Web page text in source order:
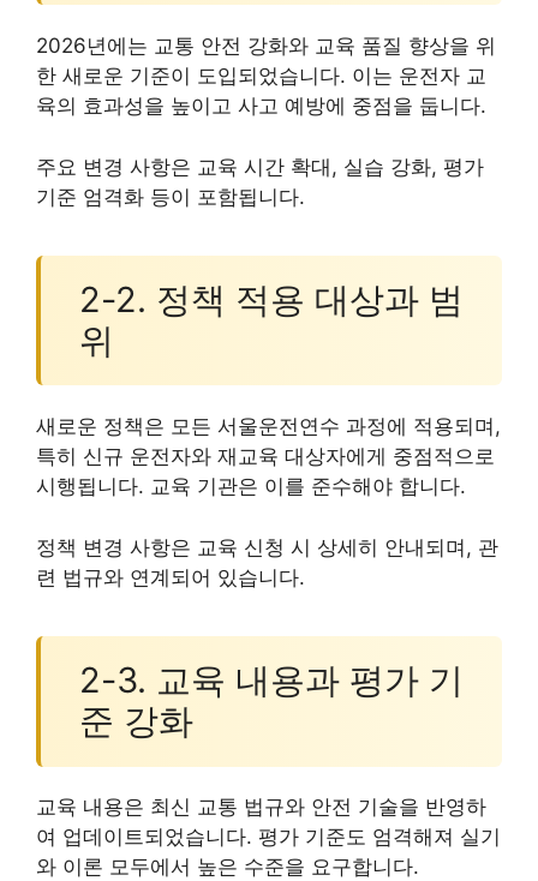
2026년에는 교통 안전 강화와 교육 품질 향상을 위
한 새로운 기준이 도입되었습니다. 이는 운전자 교
육의 효과성을 높이고 사고 예방에 중점을 둡니다.
주요 변경 사항은 교육 시간 확대, 실습 강화, 평가
기준 엄격화 등이 포함됩니다.
2-2. 정책 적용 대상과 범
위
새로운 정책은 모든 서울운전연수 과정에 적용되며,
특히 신규 운전자와 재교육 대상자에게 중점적으로
시행됩니다. 교육 기관은 이를 준수해야 합니다.
정책 변경 사항은 교육 신청 시 상세히 안내되며, 관
련 법규와 연계되어 있습니다.
2-3. 교육 내용과 평가 기
준 강화
교육 내용은 최신 교통 법규와 안전 기술을 반영하
여 업데이트되었습니다. 평가 기준도 엄격해져 실기
와 이론 모두에서 높은 수준을 요구합니다.